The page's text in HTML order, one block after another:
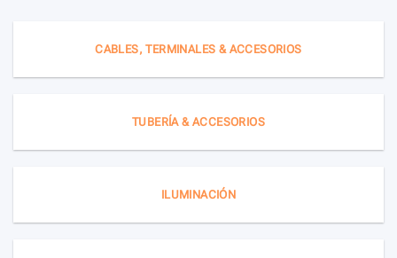
CABLES, TERMINALES & ACCESORIOS
TUBERÍA & ACCESORIOS
ILUMINACIÓN